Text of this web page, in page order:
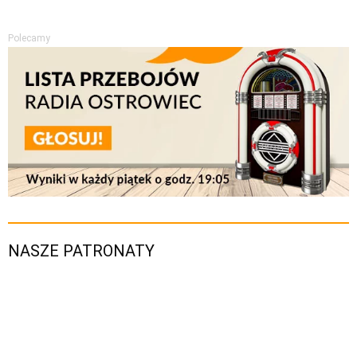
Polecamy
NASZE PATRONATY